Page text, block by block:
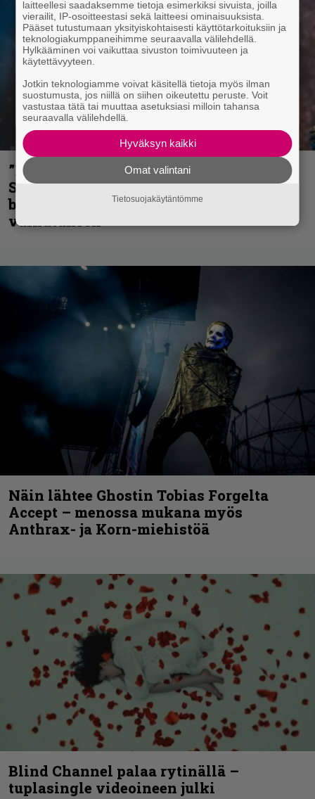
”He ovat tuoneet soittoon jotain uutta” –
Sepulturan Andreas Kisser nimeää
bändin, jonka riffit ovat tehneet
vaikutuksen
Näin lähtee Ghostin Tobias Forgelta
Accept – menossa mukana myös
Anthrax- ja Korn-miehistöä
Blind Channel palaa rytinällä –
tuplasingle videoineen julki
laitteellesi saadaksemme tietoja esimerkiksi sivuista, joilla
vierailit, IP-osoitteestasi sekä laitteesi ominaisuuksista.
Pääset tutustumaan yksityiskohtaisesti käyttötarkoituksiin ja
teknologiakumppaneihimme seuraavalla välilehdellä.
Hylkääminen voi vaikuttaa sivuston toimivuuteen ja
käytettävyyteen.
Jotkin teknologiamme voivat käsitellä tietoja myös ilman
suostumusta, jos niillä on siihen oikeutettu peruste. Voit
vastustaa tätä tai muuttaa asetuksiasi milloin tahansa
seuraavalla välilehdellä.
Hyväksyn kaikki
Omat valintani
Tietosuojakäytäntömme